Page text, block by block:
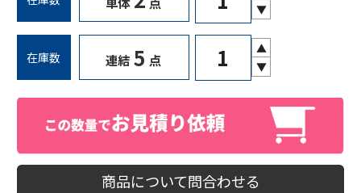
▼
在庫数 連結 5 点
▲
▼
商品について問合わせる